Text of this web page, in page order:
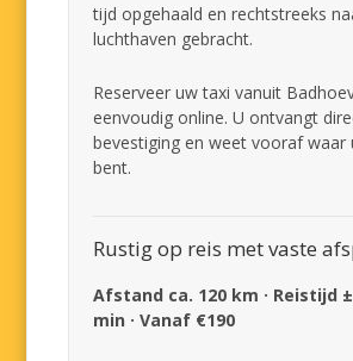
tijd opgehaald en rechtstreeks
luchthaven gebracht.
Reserveer uw taxi vanuit
eenvoudig online. U ontvangt
bevestiging en weet vooraf waar
bent.
Rustig op reis met vaste
Afstand ca. 120 km · Reistijd
min · Vanaf €190